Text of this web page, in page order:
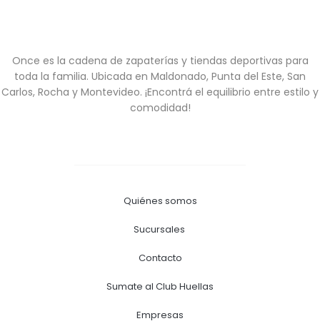
Once es la cadena de zapaterías y tiendas deportivas para
toda la familia. Ubicada en Maldonado, Punta del Este, San
Carlos, Rocha y Montevideo. ¡Encontrá el equilibrio entre estilo y
comodidad!
Quiénes somos
Sucursales
Contacto
Sumate al Club Huellas
Empresas